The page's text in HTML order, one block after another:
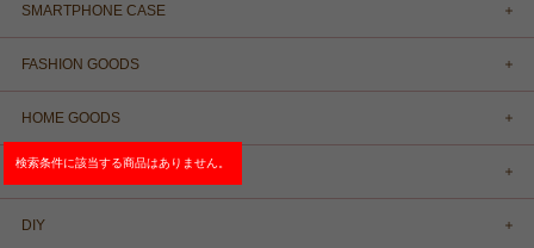
検索条件に該当する商品はありません。
SMARTPHONE CASE
FASHION GOODS
HOME GOODS
COLLABORATION
DIY